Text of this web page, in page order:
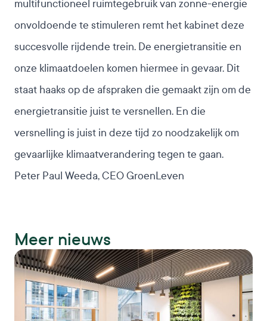
multifunctioneel ruimtegebruik van zonne-energie
onvoldoende te stimuleren remt het kabinet deze
succesvolle rijdende trein. De energietransitie en
onze klimaatdoelen komen hiermee in gevaar. Dit
staat haaks op de afspraken die gemaakt zijn om de
energietransitie juist te versnellen. En die
versnelling is juist in deze tijd zo noodzakelijk om
gevaarlijke klimaatverandering tegen te gaan.
Peter Paul Weeda, CEO GroenLeven
Meer nieuws